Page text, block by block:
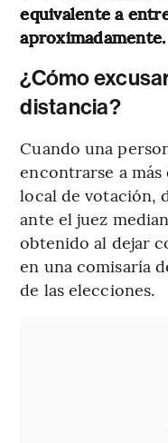
equivalente a
aproximadamente.
¿Cómo
distancia?
Cuando una
encontrarse a
local de votación,
ante el juez
obtenido al dejar
en una comisaría
de las elecciones.